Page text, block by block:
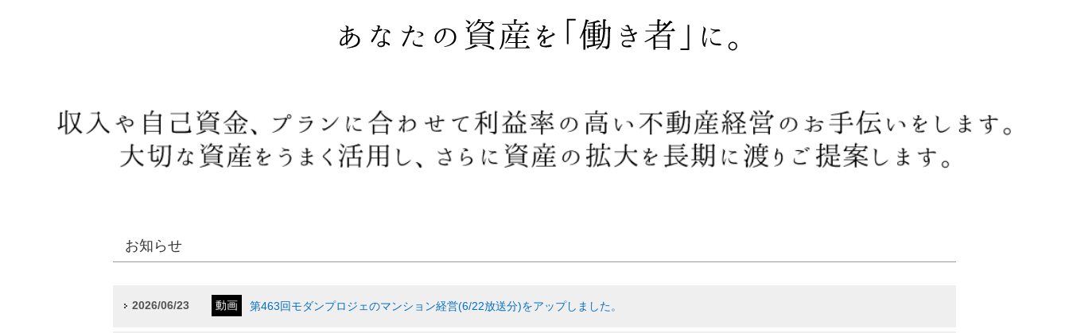
お知らせ
2026/06/23 動画 第463回モダンプロジェのマンション経営(6/22放送分)をアップしました。